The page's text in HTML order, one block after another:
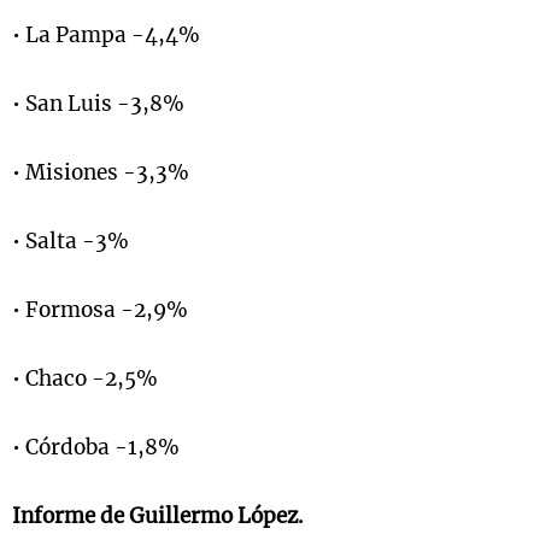
• La Pampa -4,4%
• San Luis -3,8%
• Misiones -3,3%
• Salta -3%
• Formosa -2,9%
• Chaco -2,5%
• Córdoba -1,8%
Informe de Guillermo López.